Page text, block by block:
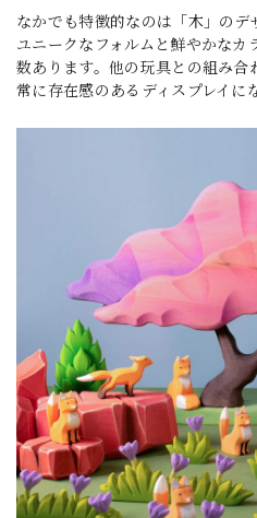
なかでも特徴的なのは「木」の
ユニークなフォルムと鮮やかな
数あります。他の玩具との組み
常に存在感のあるディスプレイに